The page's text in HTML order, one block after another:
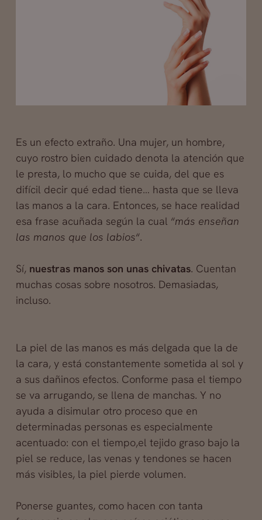
Es un efecto extraño. Una mujer, un hombre,
cuyo rostro bien cuidado denota la atención que
le presta, lo mucho que se cuida, del que es
difícil decir qué edad tiene… hasta que se lleva
las manos a la cara. Entonces, se hace realidad
esa frase acuñada según la cual “más enseñan
las manos que los labios“.
Sí, nuestras manos son unas chivatas. Cuentan
muchas cosas sobre nosotros. Demasiadas,
incluso.
La piel de las manos es más delgada que la de
la cara, y está constantemente sometida al sol y
a sus dañinos efectos. Conforme pasa el tiempo
se va arrugando, se llena de manchas. Y no
ayuda a disimular otro proceso que en
determinadas personas es especialmente
acentuado: con el tiempo,el tejido graso bajo la
piel se reduce, las venas y tendones se hacen
más visibles, la piel pierde volumen.
Ponerse guantes, como hacen con tanta